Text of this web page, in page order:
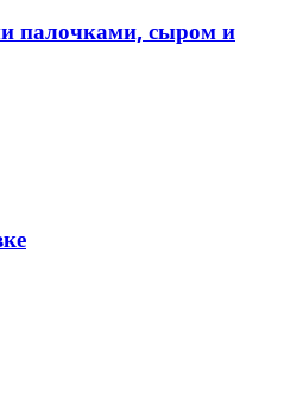
палочками, сыром и